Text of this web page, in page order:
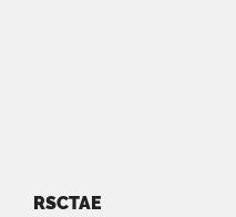
RSCTAE